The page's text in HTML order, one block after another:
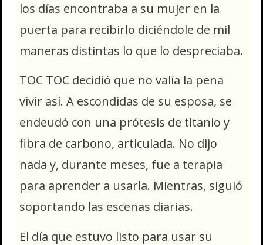
los días encontraba a su mujer en la
puerta para recibirlo diciéndole de mil
maneras distintas lo que lo despreciaba.
TOC TOC decidió que no valía la pena
vivir así. A escondidas de su esposa, se
endeudó con una prótesis de titanio y
fibra de carbono, articulada. No dijo
nada y, durante meses, fue a terapia
para aprender a usarla. Mientras, siguió
soportando las escenas diarias.
El día que estuvo listo para usar su